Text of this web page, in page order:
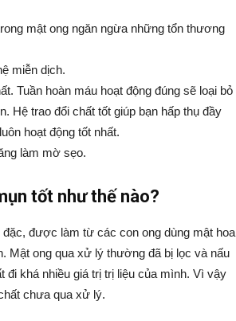
mật ong ngăn ngừa những tổn thương
miễn dịch.
Tuần hoàn máu hoạt động đúng sẽ loại bỏ
Hệ trao đổi chất tốt giúp bạn hấp thụ đầy
hoạt động tốt nhất.
làm mờ sẹo.
tốt như thế nào?
được làm từ các con ong dùng mật hoa
Mật ong qua xử lý thường đã bị lọc và nấu
đi khá nhiều giá trị trị liệu của mình. Vì vậy
chưa qua xử lý.